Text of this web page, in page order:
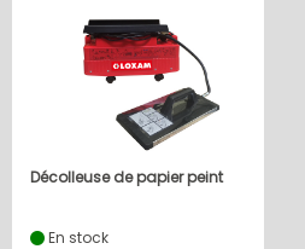
Décolleuse de papier peint
En stock